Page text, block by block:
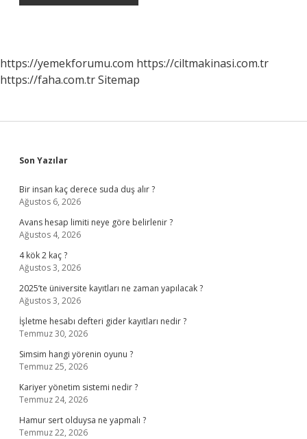
https://yemekforumu.com https://ciltmakinasi.com.tr
https://faha.com.trSitemap
Sidebar
Son Yazılar
Bir insan kaç derece suda duş alır ?
Ağustos 6, 2026
Avans hesap limiti neye göre belirlenir ?
Ağustos 4, 2026
4 kök 2 kaç ?
Ağustos 3, 2026
2025’te üniversite kayıtları ne zaman yapılacak ?
Ağustos 3, 2026
İşletme hesabı defteri gider kayıtları nedir ?
Temmuz 30, 2026
Simsim hangi yörenin oyunu ?
Temmuz 25, 2026
Kariyer yönetim sistemi nedir ?
Temmuz 24, 2026
Hamur sert olduysa ne yapmalı ?
Temmuz 22, 2026